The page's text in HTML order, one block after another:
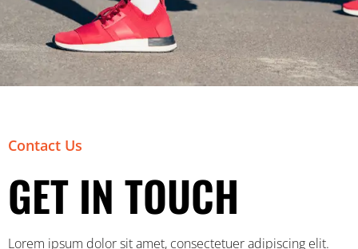
Contact Us
GET IN TOUCH
Lorem ipsum dolor sit amet, consectetuer adipiscing elit.